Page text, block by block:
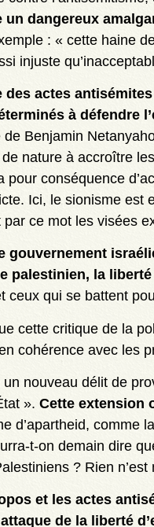
un dangereux
: « cette haine
injuste
des actes
à défendre
de Benjamin
nature à accroître
pour conséquence
Ici, le sionisme est
par ce mot les visées
gouvernement
palestinien, la
ceux qui se battent
cette critique de la
cohérence avec les
nouveau délit de
». Cette extension
d’apartheid, comme
t-on demain dire
? Rien n’est
et les actes
de la liberté